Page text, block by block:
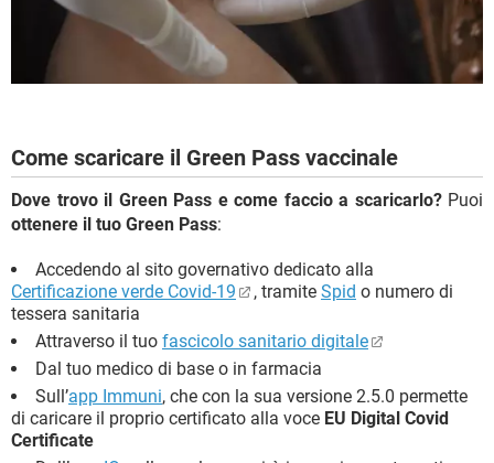
Come scaricare il Green Pass vaccinale
Dove trovo il Green Pass e come faccio a scaricarlo?Puoi
ottenere il tuo Green Pass:
Accedendo al sito governativo dedicato alla
Certificazione verde Covid-19
, tramite Spid o numero di
tessera sanitaria
Attraverso il tuo fascicolo sanitario digitale
Dal tuo medico di base o in farmacia
Sull’app Immuni, che con la sua versione 2.5.0 permette
di caricare il proprio certificato alla voce EU Digital Covid
Certificate